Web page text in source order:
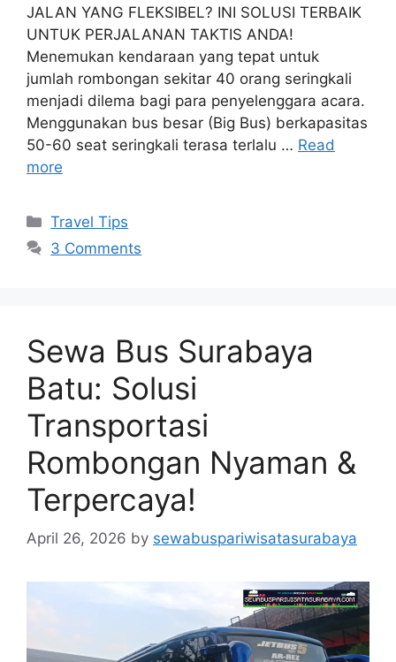
JALAN YANG FLEKSIBEL? INI SOLUSI TERBAIK
UNTUK PERJALANAN TAKTIS ANDA!
Menemukan kendaraan yang tepat untuk
jumlah rombongan sekitar 40 orang seringkali
menjadi dilema bagi para penyelenggara acara.
Menggunakan bus besar (Big Bus) berkapasitas
50-60 seat seringkali terasa terlalu … Read
more
Travel Tips
3 Comments
Sewa Bus Surabaya
Batu: Solusi
Transportasi
Rombongan Nyaman &
Terpercaya!
April 26, 2026 by sewabuspariwisatasurabaya